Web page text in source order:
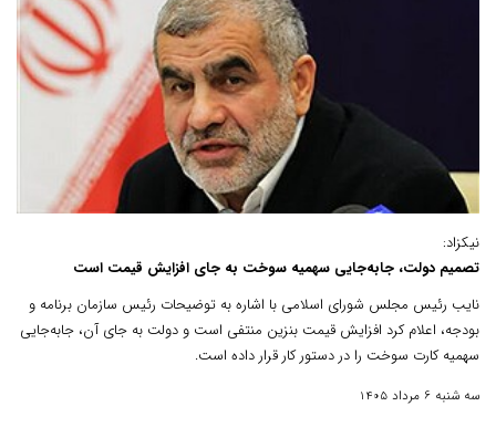
نیکزاد:
تصمیم دولت، جابه‌جایی سهمیه سوخت به جای افزایش قیمت است
نایب رئیس مجلس شورای اسلامی با اشاره به توضیحات رئیس سازمان برنامه و
بودجه، اعلام کرد افزایش قیمت بنزین منتفی است و دولت به جای آن، جابه‌جایی
سهمیه کارت سوخت را در دستور کار قرار داده است.
سه شنبه 6 مرداد 1405